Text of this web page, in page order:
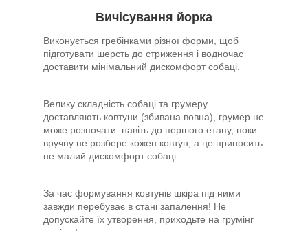
Вичісування йорка
Виконується гребінками різної форми, щоб
підготувати шерсть до стриження і водночас
доставити мінімальний дискомфорт собаці.
Велику складність собаці та грумеру
доставляють ковтуни (збивана вовна), грумер не
може розпочати навіть до першого етапу, поки
вручну не розбере кожен ковтун, а це приносить
не малий дискомфорт собаці.
За час формування ковтунів шкіра під ними
завжди перебуває в стані запалення! Не
допускайте їх утворення, приходьте на грумінг